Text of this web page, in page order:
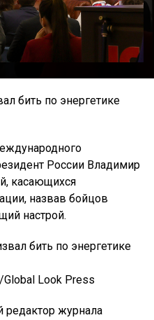
бить по энергетике
России Владимир
касающихся
назвав бойцов
настрой.
Look Press
редактор журнала